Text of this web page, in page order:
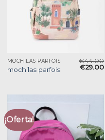
MOCHILAS PARFOIS
mochilas parfois
€44.00
€29.00
¡Oferta!